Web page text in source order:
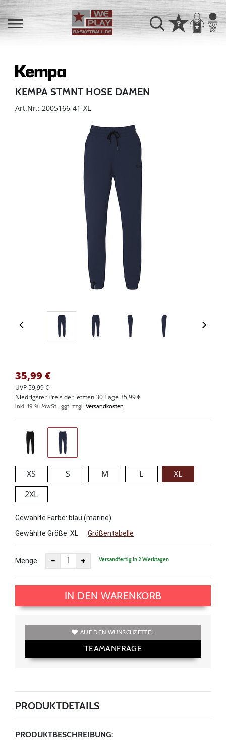
KEMPA STMNT HOSE DAMEN
Art.Nr.: 2005166-41-XL
35,99 €
UVP 59,99 €
Niedrigster Preis der letzten 30 Tage 35,99 €
inkl. 19 % MwSt., ggf. zzgl. Versandkosten
XS S M L
XL
2XL
Gewählte Farbe: blau (marine)
Gewählte Größe: XL Größentabelle
Menge Versandfertig in 2 Werktagen
IN DEN WARENKORB
AUF DEN WUNSCHZETTEL
TEAMANFRAGE
PRODUKTDETAILS
PRODUKTBESCHREIBUNG: